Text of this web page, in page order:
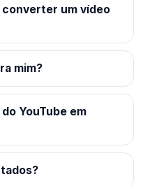
converter um vídeo
mim?
YouTube em